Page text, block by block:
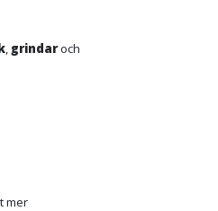
, grindaroch
mer